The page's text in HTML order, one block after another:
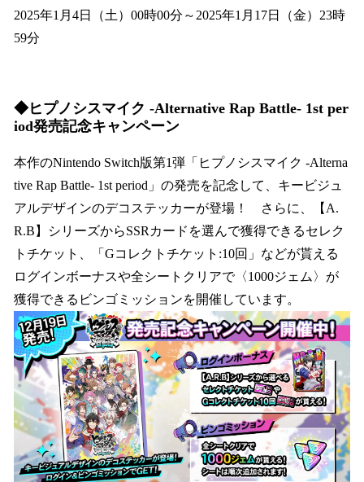
2025年1月4日（土）00時00分～2025年1月17日（金）23時
59分
◆ヒプノシスマイク -Alternative Rap Battle- 1st per
iod発売記念キャンペーン
本作のNintendo Switch版第1弾「ヒプノシスマイク -Alterna
tive Rap Battle- 1st period」の発売を記念して、キービジュ
アルデザインのデコステッカーが登場！ さらに、【A.
R.B】シリーズからSSRカードを選んで獲得できるセレク
トチケット、「Gコレクトチケット:10回」などが貰える
ログインボーナスや全シートクリアで〈1000ジェム〉が
獲得できるビンゴミッションを開催しています。